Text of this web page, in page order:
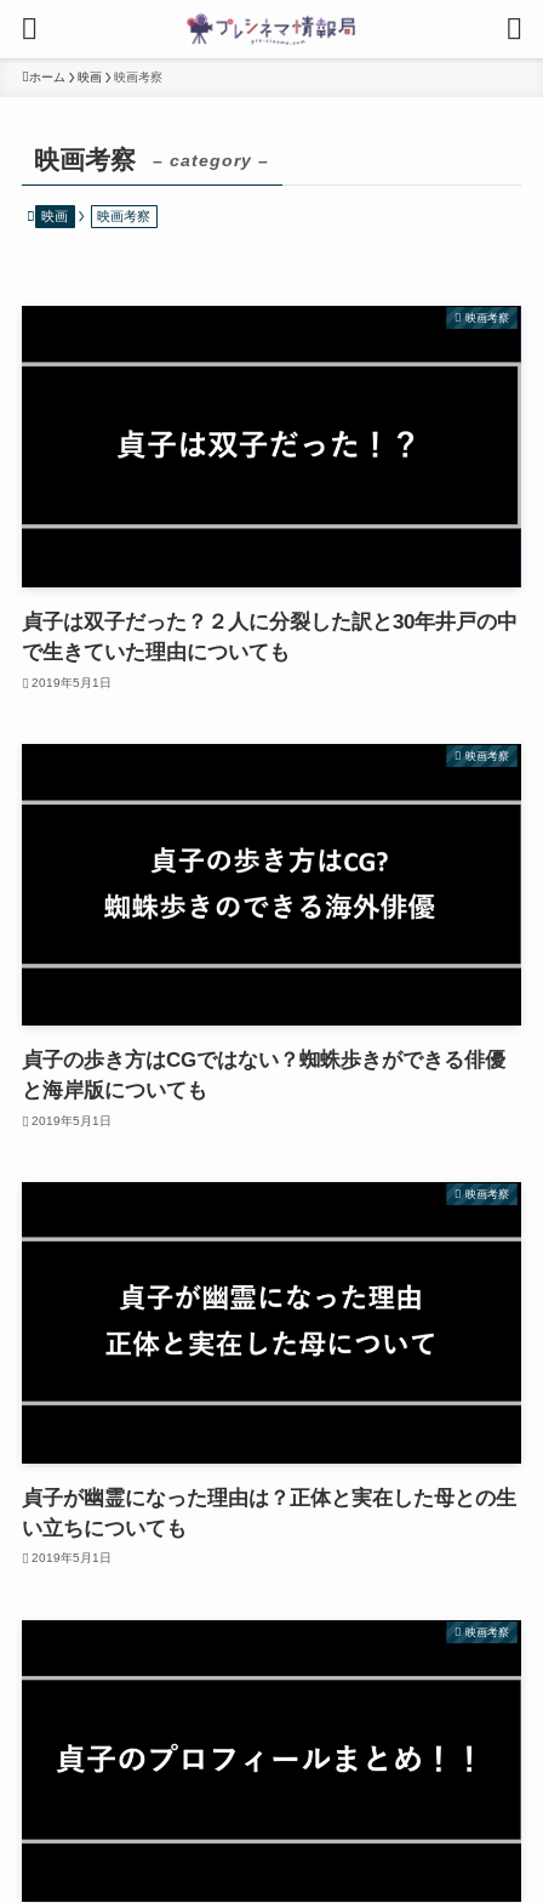
ホーム 映画 映画考察
映画考察 – category –
映画 映画考察
映画考察
貞子は双子だった？２人に分裂した訳と30年井戸の中
で生きていた理由についても
2019年5月1日
映画考察
貞子の歩き方はCGではない？蜘蛛歩きができる俳優
と海岸版についても
2019年5月1日
映画考察
貞子が幽霊になった理由は？正体と実在した母との生
い立ちについても
2019年5月1日
映画考察